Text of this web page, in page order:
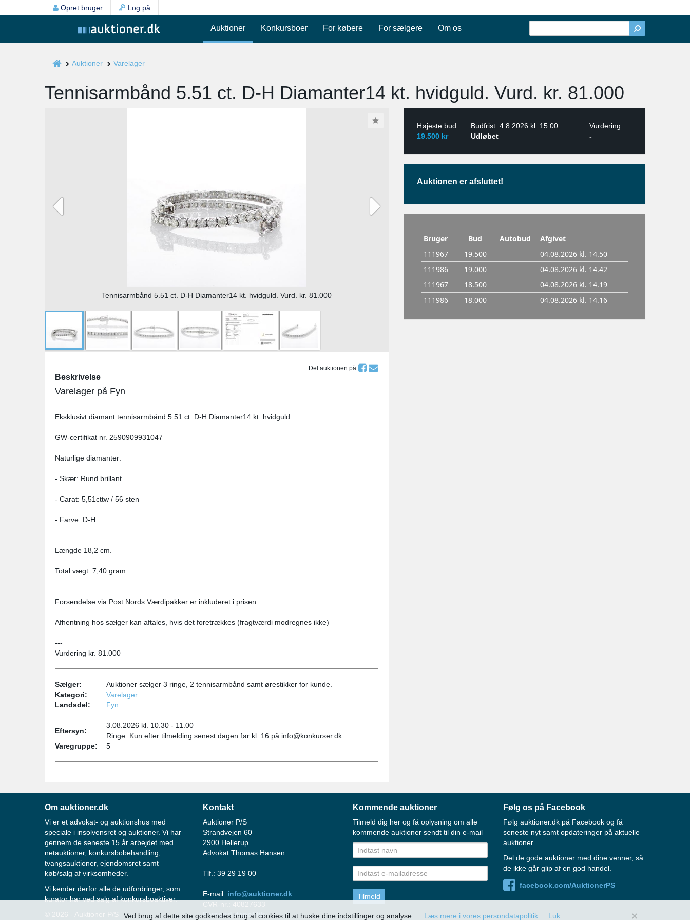
Opret bruger Log på
Auktioner Konkursboer For købere For sælgere Om os
×
Ved brug af dette site godkendes brug af cookies til at huske dine indstillinger og analyse. Læs mere i vores persondatapolitik Luk
Auktioner Varelager
Tennisarmbånd 5.51 ct. D-H Diamanter14 kt. hvidguld. Vurd. kr. 81.000
Tennisarmbånd 5.51 ct. D-H Diamanter14 kt. hvidguld. Vurd. kr. 81.000
Del auktionen på
Beskrivelse
Varelager på Fyn
Eksklusivt diamant tennisarmbånd 5.51 ct. D-H Diamanter14 kt. hvidguld
GW-certifikat nr. 2590909931047
Naturlige diamanter:
- Skær: Rund brillant
- Carat: 5,51cttw / 56 sten
- Farve: D-H
Længde 18,2 cm.
Total vægt: 7,40 gram
Forsendelse via Post Nords Værdipakker er inkluderet i prisen.
Afhentning hos sælger kan aftales, hvis det foretrækkes (fragtværdi modregnes ikke)
---
Vurdering kr. 81.000
Sælger:
Auktioner sælger 3 ringe, 2 tennisarmbånd samt ørestikker for kunde.
Kategori:
Varelager
Landsdel:
Fyn
Eftersyn:
3.08.2026 kl. 10.30 - 11.00
Ringe. Kun efter tilmelding senest dagen før kl. 16 på info@konkurser.dk
Varegruppe:
5
Højeste bud Budfrist: 4.8.2026 kl. 15.00
Vurdering
19.500 kr
Udløbet -
Auktionen er afsluttet!
Om auktioner.dk
Vi er et advokat- og auktionshus med
speciale i insolvensret og auktioner. Vi har
gennem de seneste 15 år arbejdet med
netauktioner, konkursbobehandling,
tvangsauktioner, ejendomsret samt
køb/salg af virksomheder.
Vi kender derfor alle de udfordringer, som
kurator har ved salg af konkursboaktiver.
© 2026 - Auktioner P/S
Kontakt
Auktioner P/S
Strandvejen 60
2900 Hellerup
Advokat Thomas Hansen
Tlf.: 39 29 19 00
E-mail: info@auktioner.dk
CVR-nr.: 40827633
Persondatapolitik
Kommende auktioner
Tilmeld dig her og få oplysning om alle
kommende auktioner sendt til din e-mail
Følg os på Facebook
Følg auktioner.dk på Facebook og få
seneste nyt samt opdateringer på aktuelle
auktioner.
Del de gode auktioner med dine venner, så
de ikke går glip af en god handel.
facebook.com/AuktionerPS